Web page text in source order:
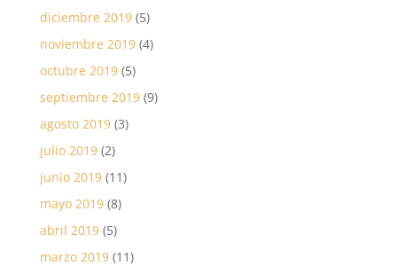
diciembre 2019(5)
noviembre 2019(4)
octubre 2019(5)
septiembre 2019(9)
agosto 2019(3)
julio 2019(2)
junio 2019(11)
mayo 2019(8)
abril 2019(5)
marzo 2019(11)